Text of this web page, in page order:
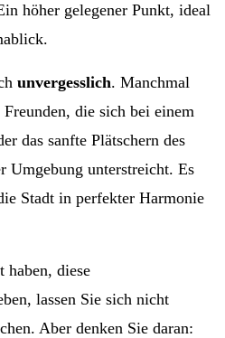
höher gelegener Punkt, ideal
unvergesslich. Manchmal
die sich bei einem
das sanfte Plätschern des
Umgebung unterstreicht. Es
Stadt in perfekter Harmonie
haben, diese
lassen Sie sich nicht
Aber denken Sie daran: